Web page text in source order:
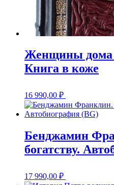
Женщины дома
Книга в коже
16 990,00 ₽
Бенджамин
богатству.
17 990,00 ₽